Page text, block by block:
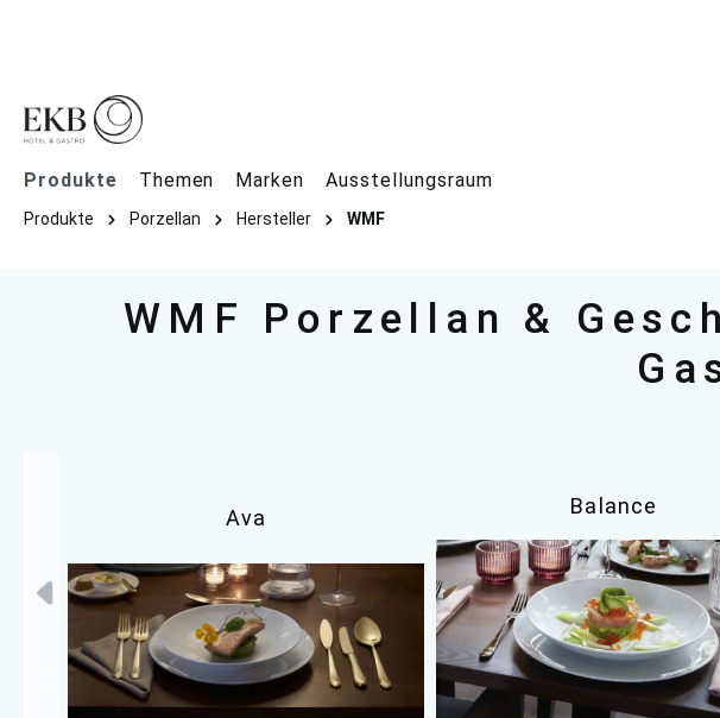
Produkte Themen Marken Ausstellungsraum
Produkte Porzellan Hersteller WMF
WMF Porzellan &
Ava Balance